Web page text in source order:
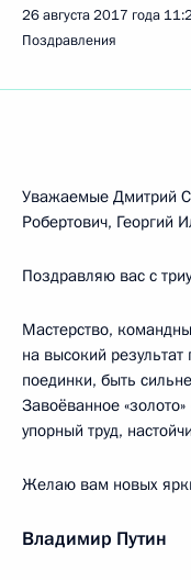
26 августа 2017 года
Поздравления
Уважаемые Дмитрий
Робертович, Георгий
Поздравляю вас с
Мастерство,
на высокий
поединки, быть
Завоёванное
упорный труд,
Желаю вам новых
Владимир Путин